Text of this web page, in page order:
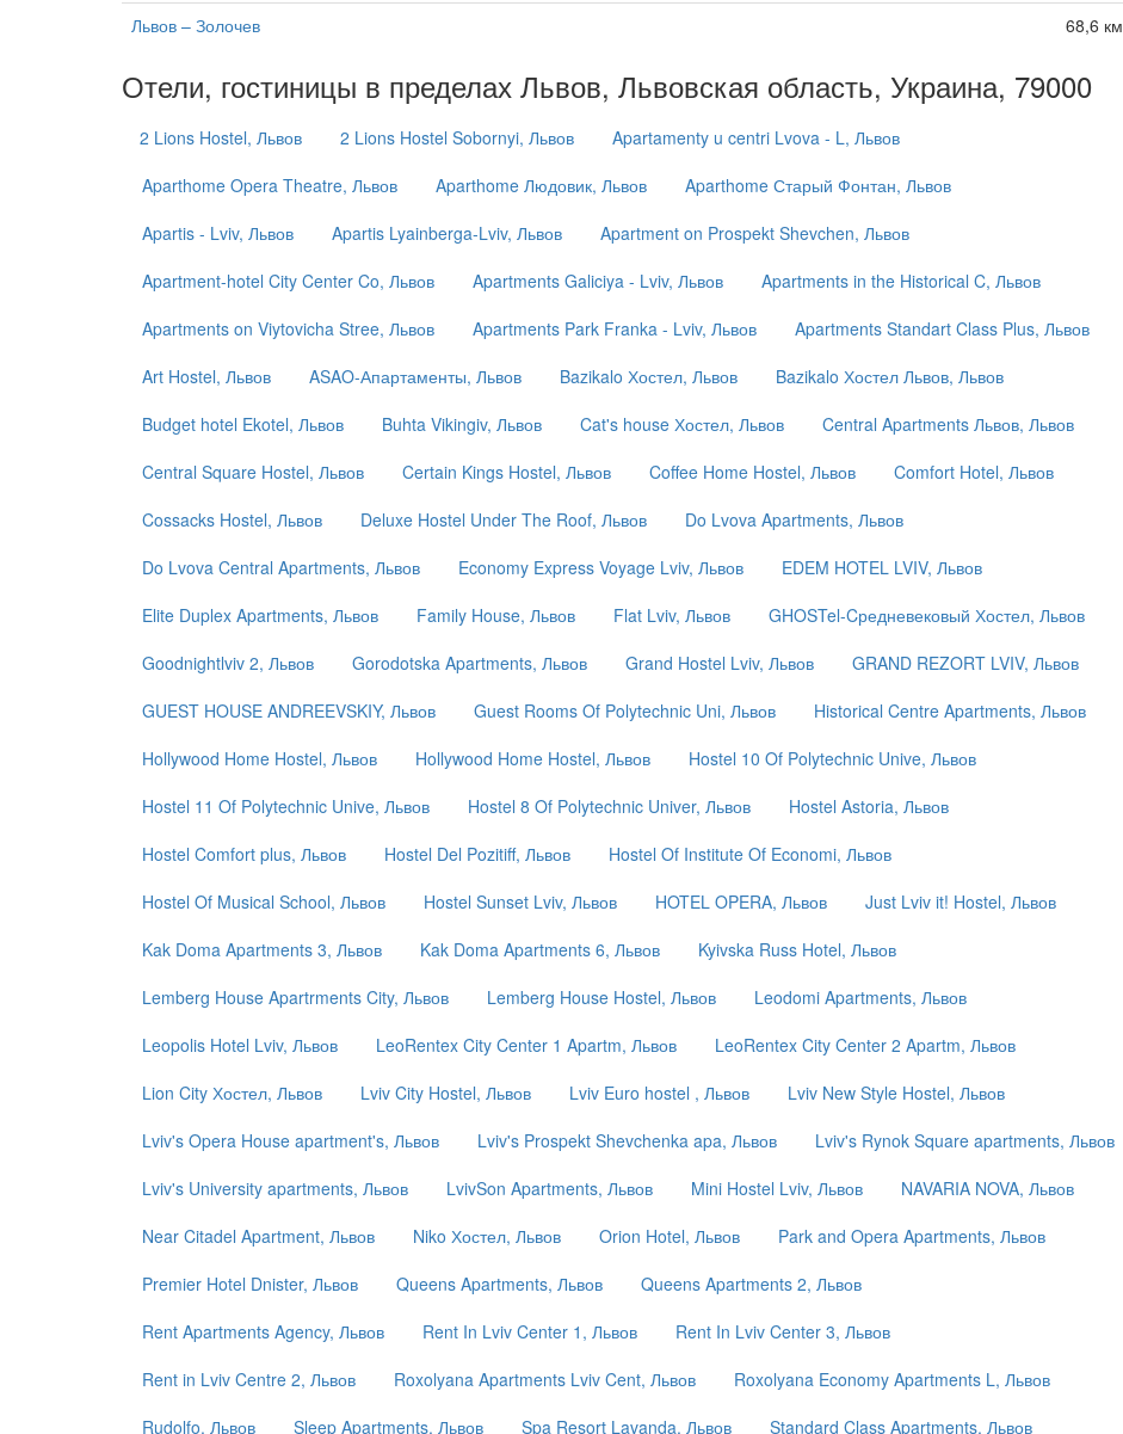
Львов – Золочев
68,6 км
Отели, гостиницы в пределах Львов, Львовская область, Украина, 79000
2 Lions Hostel, Львов 2 Lions Hostel Sobornyi, Львов
Apartamenty u centri Lvova - L, Львов
Aparthome Opera Theatre, Львов
Aparthome Людовик, Львов
Aparthome Старый Фонтан, Львов
Apartis - Lviv, Львов
Apartis Lyainberga-Lviv, Львов
Apartment on Prospekt Shevchen, Львов
Apartment-hotel City Center Co, Львов
Apartments Galiciya - Lviv, Львов
Apartments in the Historical C, Львов
Apartments on Viytovicha Stree, Львов
Apartments Park Franka - Lviv, Львов
Apartments Standart Class Plus, Львов
Art Hostel, Львов
ASAO-Апартаменты, Львов Bazikalo Хостел, Львов
Bazikalo Хостел Львов, Львов
Budget hotel Ekotel, Львов
Buhta Vikingiv, Львов Cat's house Хостел, Львов
Central Apartments Львов, Львов
Central Square Hostel, Львов
Certain Kings Hostel, Львов Coffee Home Hostel, Львов
Comfort Hotel, Львов
Cossacks Hostel, Львов
Deluxe Hostel Under The Roof, Львов
Do Lvova Apartments, Львов
Do Lvova Central Apartments, Львов
Economy Express Voyage Lviv, Львов
EDEM HOTEL LVIV, Львов
Elite Duplex Apartments, Львов
Family House, Львов Flat Lviv, Львов
GHOSTel-Cредневековый Хостел, Львов
Goodnightlviv 2, Львов
Gorodotska Apartments, Львов Grand Hostel Lviv, Львов
GRAND REZORT LVIV, Львов
GUEST HOUSE ANDREEVSKIY, Львов
Guest Rooms Of Polytechnic Uni, Львов
Historical Centre Apartments, Львов
Hollywood Home Hostel, Львов
Hollywood Home Hostel, Львов
Hostel 10 Of Polytechnic Unive, Львов
Hostel 11 Of Polytechnic Unive, Львов
Hostel 8 Of Polytechnic Univer, Львов
Hostel Astoria, Львов
Hostel Comfort plus, Львов
Hostel Del Pozitiff, Львов
Hostel Of Institute Of Economi, Львов
Hostel Of Musical School, Львов
Hostel Sunset Lviv, Львов HOTEL OPERA, Львов
Just Lviv it! Hostel, Львов
Kak Doma Apartments 3, Львов
Kak Doma Apartments 6, Львов
Kyivska Russ Hotel, Львов
Lemberg House Apartrments City, Львов
Lemberg House Hostel, Львов
Leodomi Apartments, Львов
Leopolis Hotel Lviv, Львов
LeoRentex City Center 1 Apartm, Львов
LeoRentex City Center 2 Apartm, Львов
Lion City Хостел, Львов
Lviv City Hostel, Львов Lviv Euro hostel , Львов
Lviv New Style Hostel, Львов
Lviv's Opera House apartment's, Львов
Lviv's Prospekt Shevchenka apa, Львов
Lviv's Rynok Square apartments, Львов
Lviv's University apartments, Львов
LvivSon Apartments, Львов Mini Hostel Lviv, Львов
NAVARIA NOVA, Львов
Near Citadel Apartment, Львов
Niko Хостел, Львов Orion Hotel, Львов
Park and Opera Apartments, Львов
Premier Hotel Dnister, Львов
Queens Apartments, Львов
Queens Apartments 2, Львов
Rent Apartments Agency, Львов
Rent In Lviv Center 1, Львов
Rent In Lviv Center 3, Львов
Rent in Lviv Centre 2, Львов
Roxolyana Apartments Lviv Cent, Львов
Roxolyana Economy Apartments L, Львов
Rudolfo, Львов
Sleep Apartments, Львов Spa Resort Lavanda, Львов Standard Class Apartments, Львов